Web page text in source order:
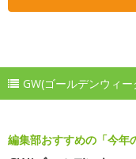
GW(ゴールデンウィ
編集部おすすめの「今年